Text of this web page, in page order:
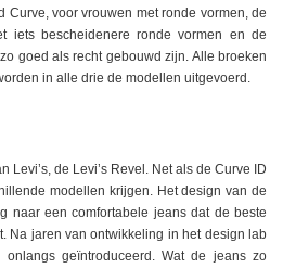
Curve, voor vrouwen met ronde vormen, de
iets bescheidenere ronde vormen en de
goed als recht gebouwd zijn. Alle broeken
in alle drie de modellen uitgevoerd.
Levi’s, de Levi’s Revel. Net als de Curve ID
modellen krijgen. Het design van de
naar een comfortabele jeans dat de beste
Na jaren van ontwikkeling in het design lab
geïntroduceerd. Wat de jeans zo